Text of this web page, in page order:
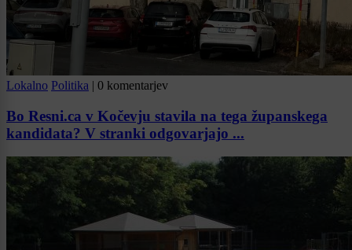
Lokalno Politika | 0 komentarjev
Bo Resni.ca v Kočevju stavila na tega županskega
kandidata? V stranki odgovarjajo ...